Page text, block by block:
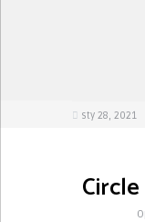
sty 28, 2021